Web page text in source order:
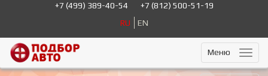
+7 (499) 389-40-54
+7 (812) 500-51-19
RU
EN
Меню